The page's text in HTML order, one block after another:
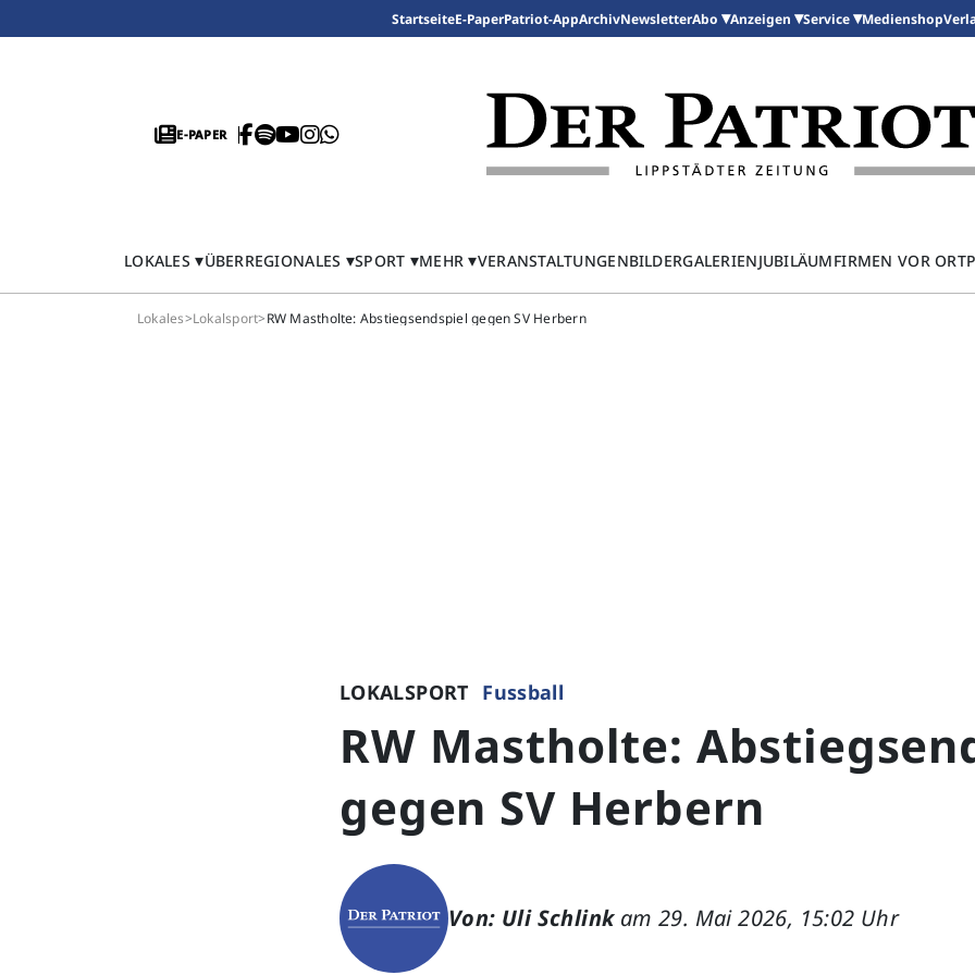
StartseiteE-PaperPatriot-AppArchivNewsletterAbo Anzeigen Service Medienshop
E-PAPER
LOKALES ÜBERREGIONALES SPORT MEHR VERANSTALTUNGENBILDERGALERIENJUBILÄUMFIRMEN VOR ORT
Lokales>Lokalsport>RW Mastholte: Abstiegsendspiel gegen SV Herbern
LOKALSPORT Fussball
RW Mastholte:
gegen SV Herbern
Von: Uli Schlink am 29. Mai 2026, 15:02 Uhr